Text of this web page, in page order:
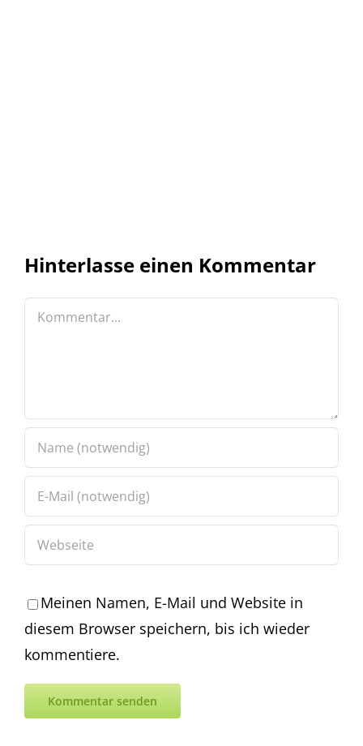
Hinterlasse einen Kommentar
Kommentar
Meinen Namen, E-Mail und Website in
diesem Browser speichern, bis ich wieder
kommentiere.